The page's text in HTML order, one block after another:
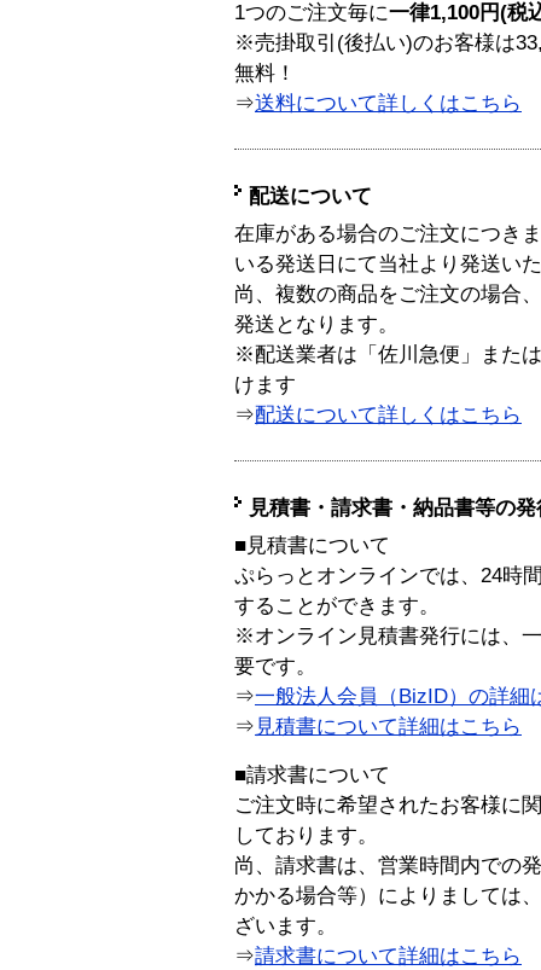
1つのご注文毎に一律1,100円(税
※売掛取引(後払い)のお客様は
無料！
⇒送料について詳しくはこちら
配送について
在庫がある場合のご注文につき
いる発送日にて当社より発送い
尚、複数の商品をご注文の場合
発送となります。
※配送業者は「佐川急便」また
けます
⇒配送について詳しくはこちら
見積書・請求書・納品書等の
■見積書について
ぷらっとオンラインでは、24時
することができます。
※オンライン見積書発行には、
要です。
⇒一般法人会員（BizID）の詳細
⇒ 見積書について詳細はこちら
■請求書について
ご注文時に希望されたお客様に
しております。
尚、請求書は、営業時間内での
かかる場合等）によりましては
ざいます。
⇒請求書について詳細はこちら